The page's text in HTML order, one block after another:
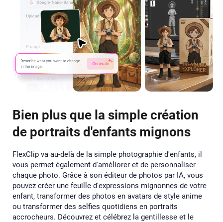
Bien plus que la simple création
de portraits d'enfants mignons
FlexClip va au-delà de la simple photographie d'enfants, il
vous permet également d'améliorer et de personnaliser
chaque photo. Grâce à son éditeur de photos par IA, vous
pouvez créer une feuille d'expressions mignonnes de votre
enfant, transformer des photos en avatars de style anime
ou transformer des selfies quotidiens en portraits
accrocheurs. Découvrez et célébrez la gentillesse et le